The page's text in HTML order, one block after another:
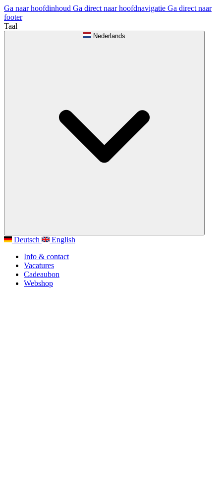
Ga naar hoofdinhoud Ga direct naar hoofdnavigatie Ga direct naar
footer
Taal
Nederlands
Deutsch
English
Info & contact
Vacatures
Cadeaubon
Webshop